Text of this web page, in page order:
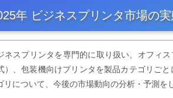
年 ビジネスプリンタ市場の
ネスプリンタを専門的に取り扱い、オフィ
）、包装機向けプリンタを製品カテゴリご
リについて、今後の市場動向の分析・予測を